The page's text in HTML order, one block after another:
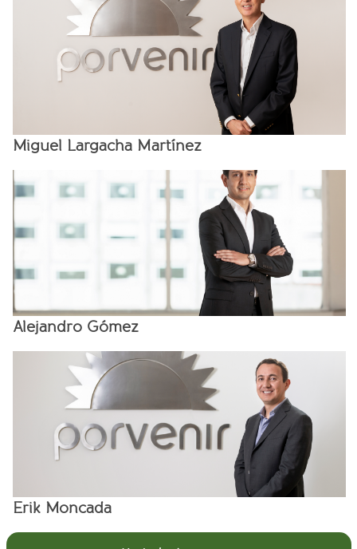
Miguel Largacha Martínez
Alejandro Gómez
Erik Moncada